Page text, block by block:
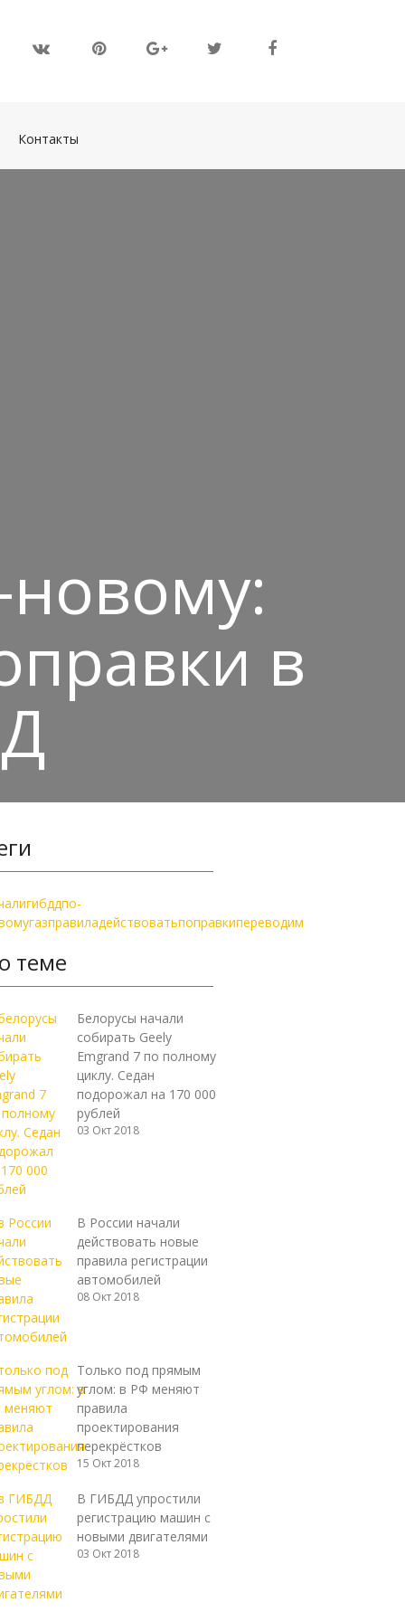
Контакты
в
гибддпо-
газправиладействоватьпоправкипереводим
теме
Белорусы начали
собирать Geely
Emgrand 7 по полному
циклу. Седан
подорожал на 170 000
рублей
03 Окт 2018
В России начали
действовать новые
правила регистрации
автомобилей
08 Окт 2018
Только под прямым
углом: в РФ меняют
правила
проектирования
перекрёстков
15 Окт 2018
В ГИБДД упростили
регистрацию машин с
новыми двигателями
03 Окт 2018